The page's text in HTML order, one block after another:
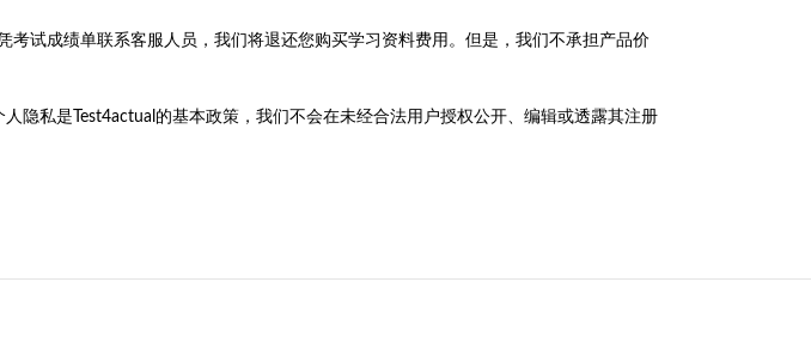
考试成绩单联系客服人员，我们将退还您购买学习资料费用。但是，我们不承担产品价
隐私是Test4actual的基本政策，我们不会在未经合法用户授权公开、编辑或透露其注册